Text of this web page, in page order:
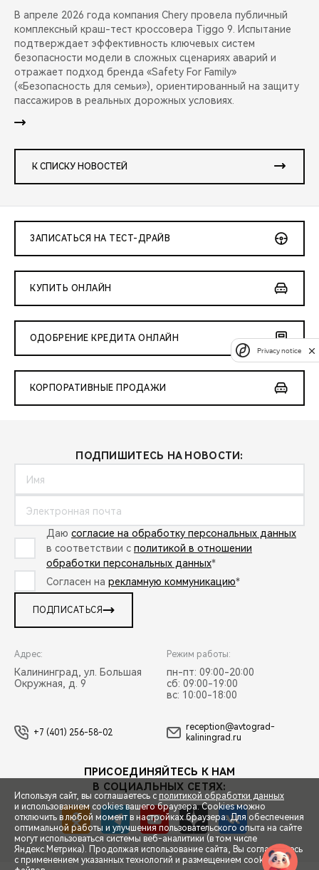
СПЕЦПРЕДЛОЖЕНИЯ
В апреле 2026 года компания Chery провела публичный
комплексный краш-тест кроссовера Tiggo 9. Испытание
подтверждает эффективность ключевых систем
безопасности модели в сложных сценариях аварий и
отражает подход бренда «Safety For Family»
(«Безопасность для семьи»), ориентированный на защиту
пассажиров в реальных дорожных условиях.
К СПИСКУ НОВОСТЕЙ
ЗАПИСАТЬСЯ НА ТЕСТ-ДРАЙВ
КУПИТЬ ОНЛАЙН
ОДОБРЕНИЕ КРЕДИТА ОНЛАЙН
КОРПОРАТИВНЫЕ ПРОДАЖИ
ПОДПИШИТЕСЬ НА НОВОСТИ:
Даю согласие на обработку персональных данных
в соответствии с политикой в отношении
обработки персональных данных*
Согласен на рекламную коммуникацию*
ПОДПИСАТЬСЯ
Адрес:
Калининград, ул. Большая
Окружная, д. 9
Режим работы:
пн-пт: 09:00-20:00
сб: 09:00-19:00
вс: 10:00-18:00
+7 (401) 256-58-02
reception@avtograd-
kaliningrad.ru
ПРИСОЕДИНЯЙТЕСЬ К НАМ
В СОЦИАЛЬНЫХ СЕТЯХ:
Используя сайт, вы соглашаетесь с политикой обработки данных
и использованием cookies вашего браузера. Cookies можно
отключить в любой момент в настройках браузера. Для обеспечения
оптимальной работы и улучшения пользовательского опыта на сайте
могут использоваться системы веб-аналитики (в том числе
Яндекс.Метрика). Продолжая использование сайта, Вы соглашаетесь
с применением указанных технологий и размещением cookie-
Privacy notice